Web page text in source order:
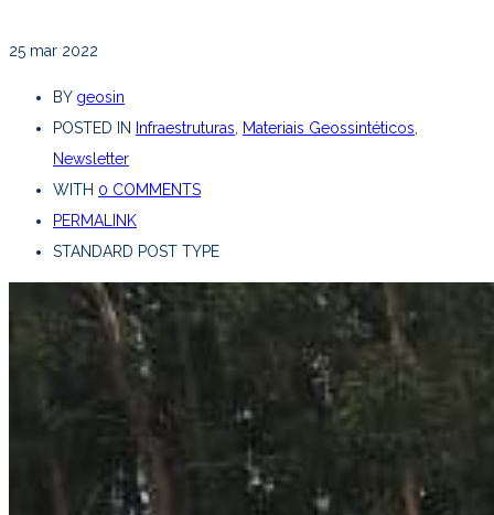
25 mar 2022
BY geosin
POSTED IN
Infraestruturas Materiais Geossintéticos
Newsletter
WITH 0 COMMENTS
PERMALINK
STANDARD POST TYPE